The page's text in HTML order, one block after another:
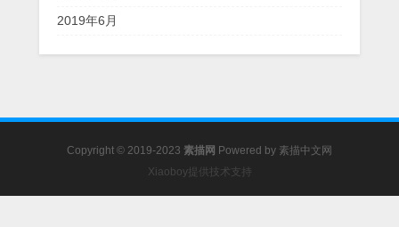
2019年6月
Copyright © 2019-2023 素描网 Powered by 素描中文网
Xiaoboy提供技术支持